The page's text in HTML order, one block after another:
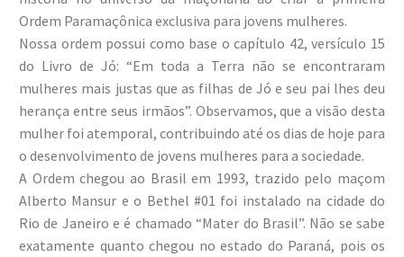
Ordem Paramaçônica exclusiva para jovens mulheres.
Nossa ordem possui como base o capítulo 42, versículo 15
do Livro de Jó: “Em toda a Terra não se encontraram
mulheres mais justas que as filhas de Jó e seu pai lhes deu
herança entre seus irmãos”. Observamos, que a visão desta
mulher foi atemporal, contribuindo até os dias de hoje para
o desenvolvimento de jovens mulheres para a sociedade.
A Ordem chegou ao Brasil em 1993, trazido pelo maçom
Alberto Mansur e o Bethel #01 foi instalado na cidade do
Rio de Janeiro e é chamado “Mater do Brasil”. Não se sabe
exatamente quanto chegou no estado do Paraná, pois os